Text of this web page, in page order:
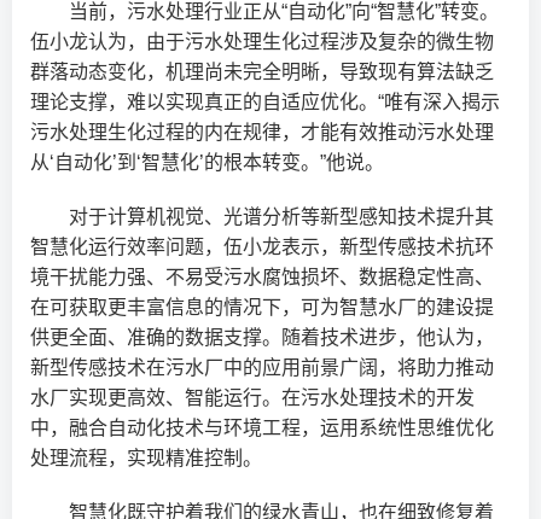
当前，污水处理行业正从“自动化”向“智慧化”转变。
伍小龙认为，由于污水处理生化过程涉及复杂的微生物
群落动态变化，机理尚未完全明晰，导致现有算法缺乏
理论支撑，难以实现真正的自适应优化。“唯有深入揭示
污水处理生化过程的内在规律，才能有效推动污水处理
从‘自动化’到‘智慧化’的根本转变。”他说。
对于计算机视觉、光谱分析等新型感知技术提升其
智慧化运行效率问题，伍小龙表示，新型传感技术抗环
境干扰能力强、不易受污水腐蚀损坏、数据稳定性高、
在可获取更丰富信息的情况下，可为智慧水厂的建设提
供更全面、准确的数据支撑。随着技术进步，他认为，
新型传感技术在污水厂中的应用前景广阔，将助力推动
水厂实现更高效、智能运行。在污水处理技术的开发
中，融合自动化技术与环境工程，运用系统性思维优化
处理流程，实现精准控制。
智慧化既守护着我们的绿水青山，也在细致修复着